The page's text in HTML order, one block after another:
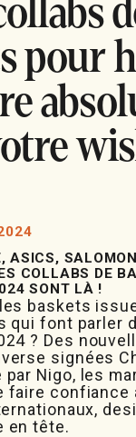
pour
ASICS,
COLLABS DE
SONT LÀ !
baskets
qui font parler
? Des
signées
par Nigo, les
faire confiance
en tête.